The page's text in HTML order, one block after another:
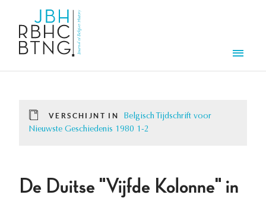
VERSCHIJNT IN
Belgisch Tijdschrift voor
Nieuwste Geschiedenis 1980 1-2
De Duitse "Vijfde Kolonne" in